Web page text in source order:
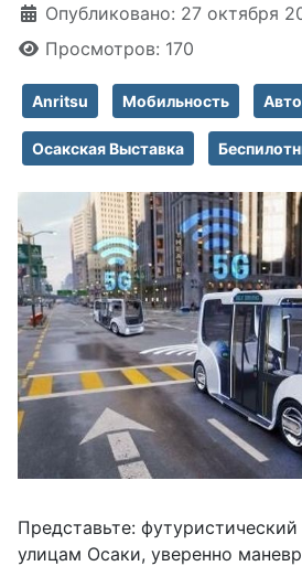
Информация о материале
Опубликовано: 27 октября
Просмотров: 170
Anritsu Мобильность
Осакская Выставка
Представьте:
улицам Осаки, уверенно